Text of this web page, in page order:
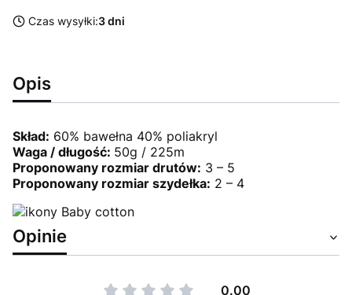
Czas wysyłki:3 dni
Opis
Skład: 60% bawełna 40% poliakryl
Waga / długość: 50g / 225m
Proponowany rozmiar drutów: 3 – 5
Proponowany rozmiar szydełka: 2 – 4
Opinie
0.00